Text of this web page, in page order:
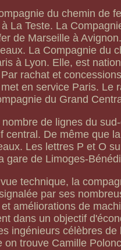
du chemin de
La Teste. La
de Marseille à
La Compagnie du
à Lyon. Elle, est
rachat et
en service Paris. Le
du Grand
de lignes du
central. De même que
Les lettres P et O
gare de Limoges-
technique, la
par ses
améliorations de
dans un objectif
ingénieurs célèbres de
on trouve Camille